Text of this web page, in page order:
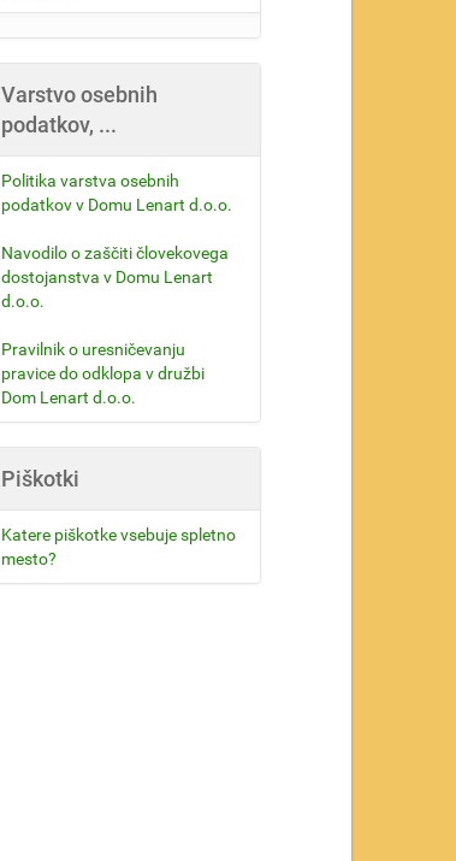
Varstvo osebnih
podatkov, ...
Politika varstva osebnih
podatkov v Domu Lenart d.o.o.
Navodilo o zaščiti človekovega
dostojanstva v Domu Lenart
d.o.o.
Pravilnik o uresničevanju
pravice do odklopa v družbi
Dom Lenart d.o.o.
Piškotki
Katere piškotke vsebuje spletno
mesto?